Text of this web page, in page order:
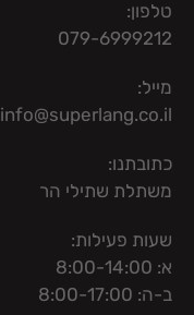
טלפון:
079-6999212
מייל:
info@superlang.co.il
כתובתנו:
משתלת שתילי הר
שעות פעילות:
א: 8:00-14:00
ב-ה: 8:00-17:00